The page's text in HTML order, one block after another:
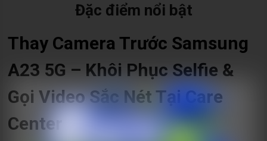
Đặc điểm nổi bật
Thay Camera Trước Samsung
A23 5G – Khôi Phục Selfie &
Gọi Video Sắc Nét Tại Care
Center